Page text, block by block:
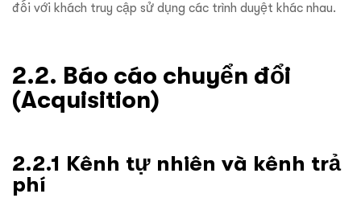
đối với khách truy cập sử dụng các trình duyệt khác nhau.
2.2. Báo cáo chuyển đổi
(Acquisition)
2.2.1 Kênh tự nhiên và kênh trả
phí